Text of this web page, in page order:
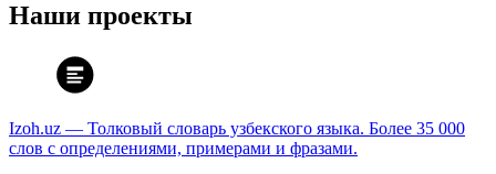
Наши проекты
Izoh.uz — Толковый словарь узбекского языка. Более 35 000
слов с определениями, примерами и фразами.